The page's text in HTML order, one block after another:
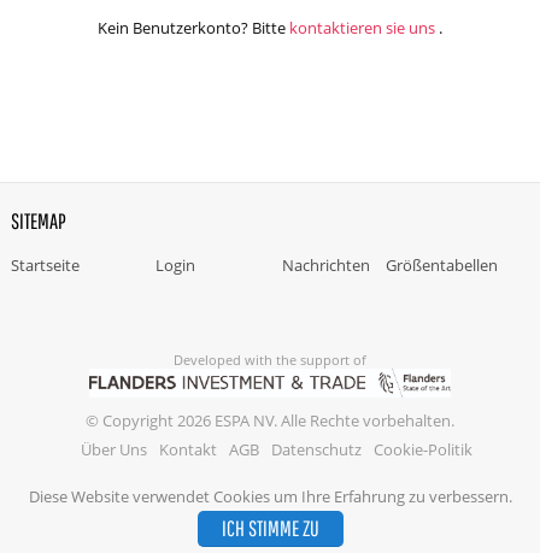
Diese Website verwendet Cookies um Ihre Erfahrung zu verbessern.
ICH STIMME ZU
Kein Benutzerkonto? Bitte kontaktieren sie uns .
SITEMAP
Startseite Login Nachrichten Größentabellen
Developed with the support of
© Copyright 2026 ESPA NV. Alle Rechte vorbehalten.
Über Uns
Kontakt AGB Datenschutz Cookie-Politik